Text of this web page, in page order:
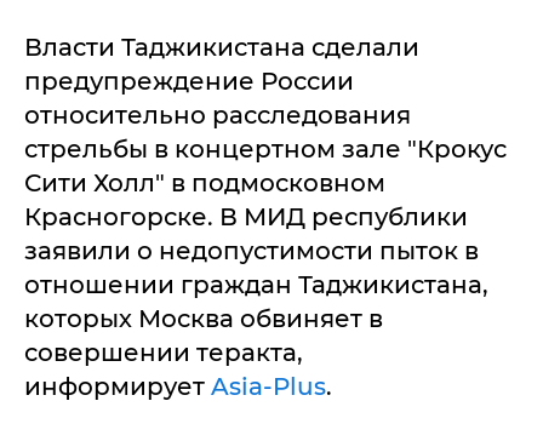
Власти Таджикистана сделали
предупреждение России
относительно расследования
стрельбы в концертном зале "Крокус
Сити Холл" в подмосковном
Красногорске. В МИД республики
заявили о недопустимости пыток в
отношении граждан Таджикистана,
которых Москва обвиняет в
совершении теракта,
информирует Asia-Plus.